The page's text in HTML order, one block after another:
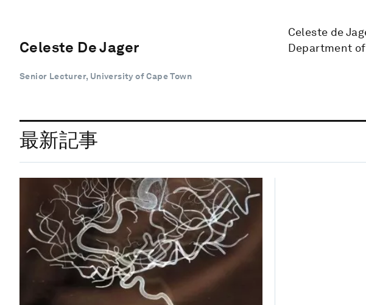
Celeste De Jager
Senior Lecturer, University of Cape Town
Celeste de
Department
最新記事